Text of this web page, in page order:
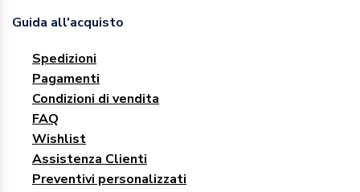
Guida all'acquisto
Spedizioni
Pagamenti
Condizioni di vendita
FAQ
Wishlist
Assistenza Clienti
Preventivi personalizzati